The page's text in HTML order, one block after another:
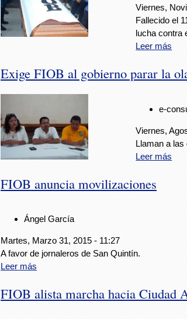
Viernes,
Fallecido el
lucha contra
Leer más
Exige FIOB al gobierno parar la
e-
Viernes,
Llaman a
Leer más
FIOB anuncia movilizaciones
Ángel García
Martes, Marzo 31, 2015 - 11:27
A favor de jornaleros de San Quintín.
Leer más
FIOB alista marcha hacia Ciudad